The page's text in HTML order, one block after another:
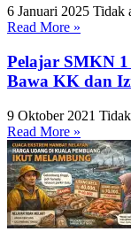
6 Januari 2025 Tidak
Read More »
Pelajar SMKN
Bawa KK dan
9 Oktober 2021
Read More »